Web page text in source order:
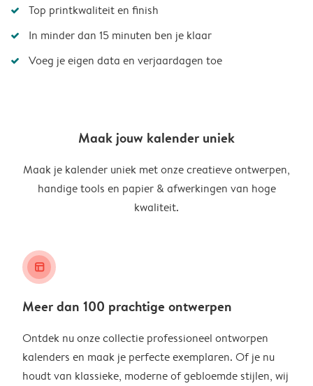
Top printkwaliteit en finish
In minder dan 15 minuten ben je klaar
Voeg je eigen data en verjaardagen toe
Maak jouw kalender uniek
Maak je kalender uniek met onze creatieve ontwerpen,
handige tools en papier & afwerkingen van hoge
kwaliteit.
layout_alt
Meer dan 100 prachtige ontwerpen
Ontdek nu onze collectie professioneel ontworpen
kalenders en maak je perfecte exemplaren. Of je nu
houdt van klassieke, moderne of gebloemde stijlen, wij